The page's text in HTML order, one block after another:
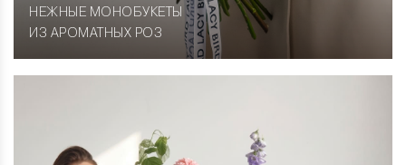
НЕЖНЫЕ МОНОБУКЕТЫ
ИЗ АРОМАТНЫХ РОЗ